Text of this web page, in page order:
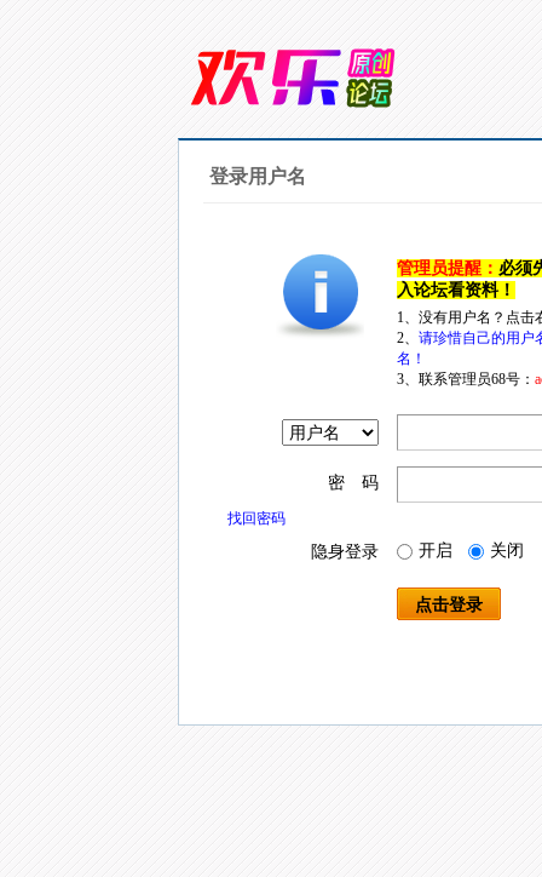
登录用户名
管理员提醒： 必须
入论坛看资料！
1、没有用户名？点
2、 请珍惜自己的用户
名！
3、联系管理员68号：
密 码
找回密码
隐身登录 开启 关闭
点击登录